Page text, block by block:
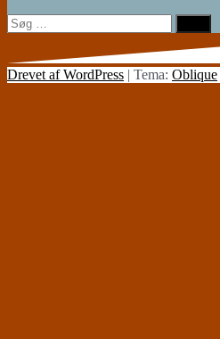
Søg
efter:
Drevet af WordPress | Tema: Oblique